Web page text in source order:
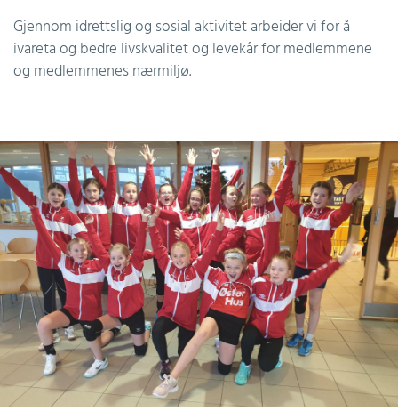
Gjennom idrettslig og sosial aktivitet arbeider vi for å
ivareta og bedre livskvalitet og levekår for medlemmene
og medlemmenes nærmiljø.